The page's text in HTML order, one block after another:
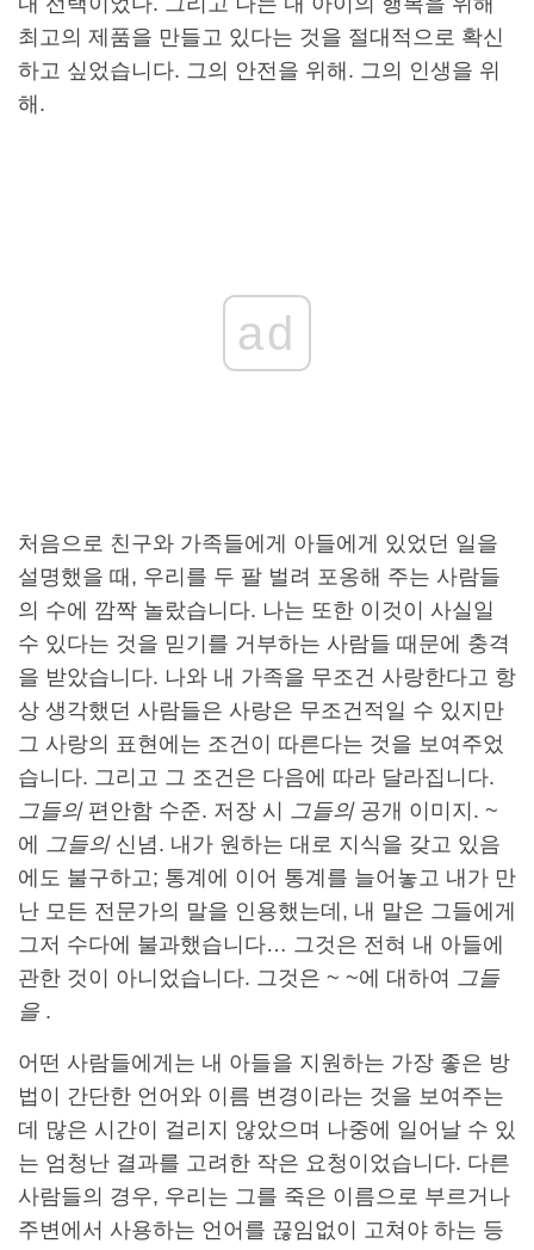
최고의 제품을 만들고 있다는 것을 절대적으로 확신
하고 싶었습니다. 그의 안전을 위해. 그의 인생을 위
해.
ad
처음으로 친구와 가족들에게 아들에게 있었던 일을
설명했을 때, 우리를 두 팔 벌려 포옹해 주는 사람들
의 수에 깜짝 놀랐습니다. 나는 또한 이것이 사실일
수 있다는 것을 믿기를 거부하는 사람들 때문에 충격
을 받았습니다. 나와 내 가족을 무조건 사랑한다고 항
상 생각했던 사람들은 사랑은 무조건적일 수 있지만
그 사랑의 표현에는 조건이 따른다는 것을 보여주었
습니다. 그리고 그 조건은 다음에 따라 달라집니다.
그들의편안함 수준. 저장 시 그들의공개 이미지. ~
에
그들의신념. 내가 원하는 대로 지식을 갖고 있음
에도 불구하고; 통계에 이어 통계를 늘어놓고 내가 만
난 모든 전문가의 말을 인용했는데, 내 말은 그들에게
그저 수다에 불과했습니다… 그것은 전혀 내 아들에
관한 것이 아니었습니다. 그것은 ~ ~에 대하여 그들
을 .
어떤 사람들에게는 내 아들을 지원하는 가장 좋은 방
법이 간단한 언어와 이름 변경이라는 것을 보여주는
데 많은 시간이 걸리지 않았으며 나중에 일어날 수 있
는 엄청난 결과를 고려한 작은 요청이었습니다. 다른
사람들의 경우, 우리는 그를 죽은 이름으로 부르거나
주변에서 사용하는 언어를 끊임없이 고쳐야 하는 등